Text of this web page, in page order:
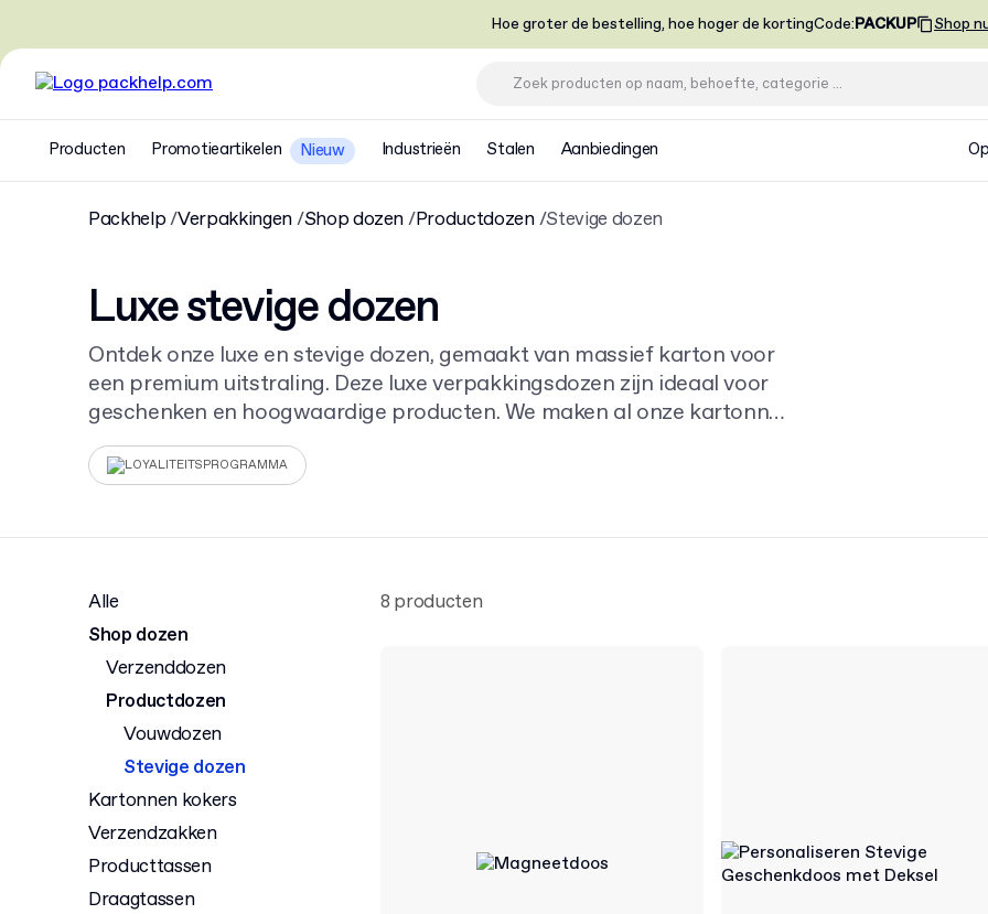
Hoe groter de bestelling, hoe hoger de kortingCode:PACKUP Shop
Producten Promotieartikelen Nieuw Industrieën Stalen Aanbiedingen
Packhelp Verpakkingen Shop dozen Productdozen Stevige dozen
Luxe stevige dozen
Ontdek onze luxe en stevige dozen, gemaakt van massief karton voor
een premium uitstraling. Deze luxe verpakkingsdozen zijn ideaal voor
geschenken en hoogwaardige producten. We maken al onze kartonnen
dozen op maat, al vanaf 30 stuks. Perfect voor een onvergetelijke
unboxing.
LOYALITEITSPROGRAMMA
Alle
Shop dozen
Verzenddozen
Productdozen
Vouwdozen
Stevige dozen
Kartonnen kokers
Verzendzakken
Producttassen
Draagtassen
8 producten